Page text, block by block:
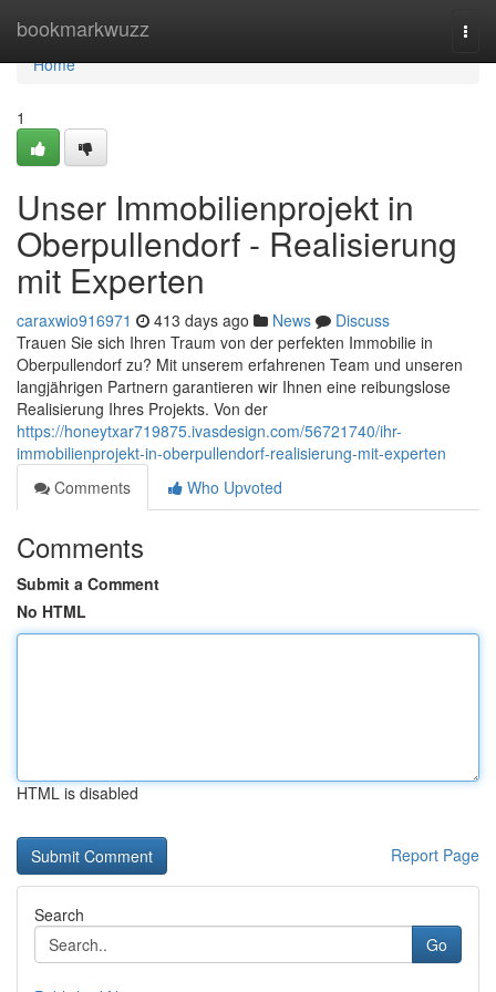
bookmarkwuzz
Home
Home
1
Unser Immobilienprojekt in
Oberpullendorf - Realisierung
mit Experten
caraxwio916971 413 days ago News
Discuss
Trauen Sie sich Ihren Traum von der perfekten Immobilie in
Oberpullendorf zu? Mit unserem erfahrenen Team und unseren
langjährigen Partnern garantieren wir Ihnen eine reibungslose
Realisierung Ihres Projekts. Von der
https://honeytxar719875.ivasdesign.com/56721740/ihr-
immobilienprojekt-in-oberpullendorf-realisierung-mit-experten
Comments
Who Upvoted
Comments
Submit a Comment
No HTML
HTML is disabled
Report Page
Search
Go